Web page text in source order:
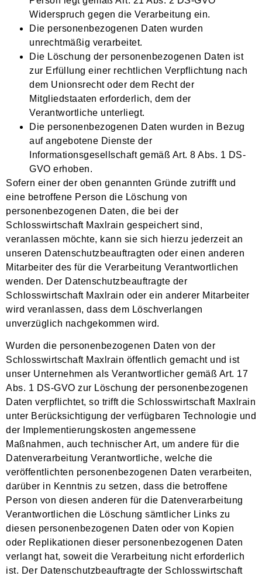
Widerspruch gegen die Verarbeitung ein.
Die personenbezogenen Daten wurden
unrechtmäßig verarbeitet.
Die Löschung der personenbezogenen Daten ist
zur Erfüllung einer rechtlichen Verpflichtung nach
dem Unionsrecht oder dem Recht der
Mitgliedstaaten erforderlich, dem der
Verantwortliche unterliegt.
Die personenbezogenen Daten wurden in Bezug
auf angebotene Dienste der
Informationsgesellschaft gemäß Art. 8 Abs. 1 DS-
GVO erhoben.
Sofern einer der oben genannten Gründe zutrifft und
eine betroffene Person die Löschung von
personenbezogenen Daten, die bei der
Schlosswirtschaft Maxlrain gespeichert sind,
veranlassen möchte, kann sie sich hierzu jederzeit an
unseren Datenschutzbeauftragten oder einen anderen
Mitarbeiter des für die Verarbeitung Verantwortlichen
wenden. Der Datenschutzbeauftragte der
Schlosswirtschaft Maxlrain oder ein anderer Mitarbeiter
wird veranlassen, dass dem Löschverlangen
unverzüglich nachgekommen wird.
Wurden die personenbezogenen Daten von der
Schlosswirtschaft Maxlrain öffentlich gemacht und ist
unser Unternehmen als Verantwortlicher gemäß Art. 17
Abs. 1 DS-GVO zur Löschung der personenbezogenen
Daten verpflichtet, so trifft die Schlosswirtschaft Maxlrain
unter Berücksichtigung der verfügbaren Technologie und
der Implementierungskosten angemessene
Maßnahmen, auch technischer Art, um andere für die
Datenverarbeitung Verantwortliche, welche die
veröffentlichten personenbezogenen Daten verarbeiten,
darüber in Kenntnis zu setzen, dass die betroffene
Person von diesen anderen für die Datenverarbeitung
Verantwortlichen die Löschung sämtlicher Links zu
diesen personenbezogenen Daten oder von Kopien
oder Replikationen dieser personenbezogenen Daten
verlangt hat, soweit die Verarbeitung nicht erforderlich
ist. Der Datenschutzbeauftragte der Schlosswirtschaft